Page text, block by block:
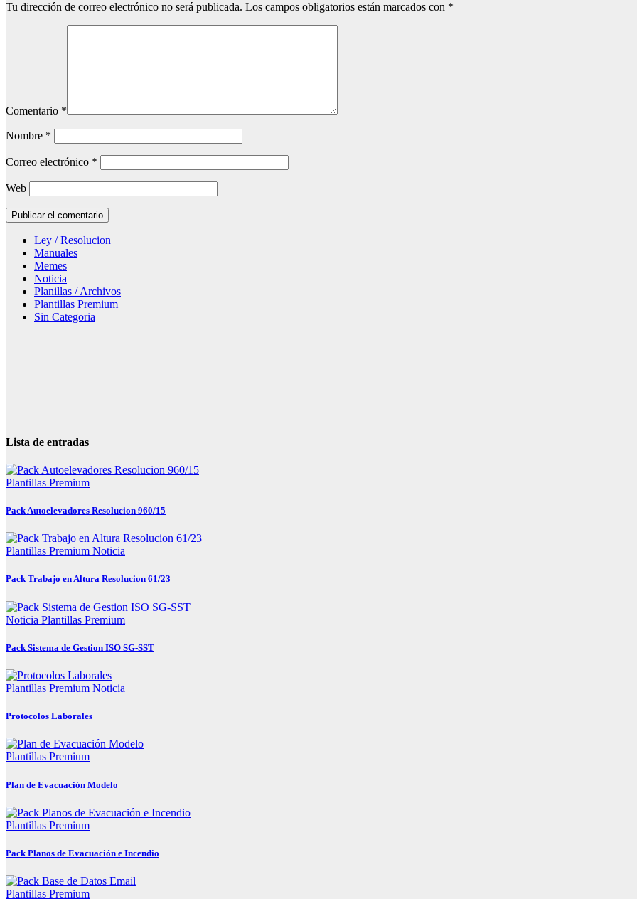
Tu dirección de correo electrónico no será publicada. Los campos obligatorios están marcados con *
Comentario *
Nombre *
Correo electrónico *
Web
Ley / Resolucion
Manuales
Memes
Noticia
Planillas / Archivos
Plantillas Premium
Sin Categoria
Lista de entradas
Plantillas Premium
Pack Autoelevadores Resolucion 960/15
Plantillas Premium Noticia
Pack Trabajo en Altura Resolucion 61/23
Noticia Plantillas Premium
Pack Sistema de Gestion ISO SG-SST
Plantillas Premium Noticia
Protocolos Laborales
Plantillas Premium
Plan de Evacuación Modelo
Plantillas Premium
Pack Planos de Evacuación e Incendio
Plantillas Premium